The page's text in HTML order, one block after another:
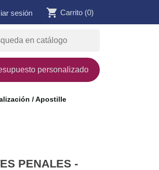
sesión shopping_cart Carrito (0)
personalizado
/ Apostille
PENALES -